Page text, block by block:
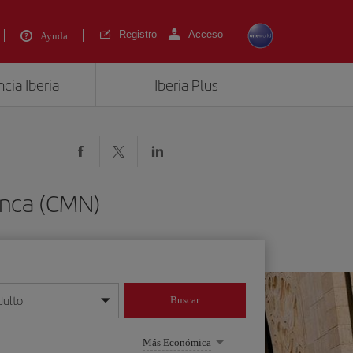
Ayuda Registro Acceso
Iberia Iberia Plus
(CMN)
mes/año
Buscar
Más Económica